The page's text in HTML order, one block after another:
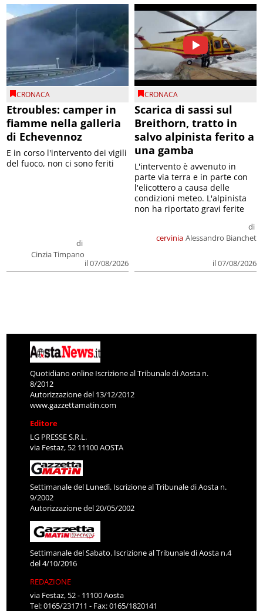
CRONACA
Etroubles: camper in
fiamme nella galleria
di Echevennoz
di
Cinzia Timpano
il 07/08/2026
E in corso l'intervento dei vigili
del fuoco, non ci sono feriti
CRONACA
Scarica di sassi sul
Breithorn, tratto in
salvo alpinista ferito a
una gamba
cervinia
di
Alessandro Bianchet
il 07/08/2026
L'intervento è avvenuto in
parte via terra e in parte con
l'elicottero a causa delle
condizioni meteo. L'alpinista
non ha riportato gravi ferite
Quotidiano online Iscrizione al Tribunale di Aosta n.
8/2012
Autorizzazione del 13/12/2012
www.gazzettamatin.com
Editore
LG PRESSE S.R.L.
via Festaz, 52 11100 AOSTA
Settimanale del Lunedì. Iscrizione al Tribunale di Aosta n.
9/2002
Autorizzazione del 20/05/2002
Settimanale del Sabato. Iscrizione al Tribunale di Aosta n.4
del 4/10/2016
REDAZIONE
via Festaz, 52 - 11100 Aosta
Tel: 0165/231711 - Fax: 0165/1820141